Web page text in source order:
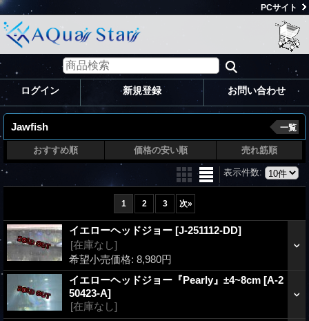
PCサイト
ログイン 新規登録 お問い合わせ
Jawfish 一覧
おすすめ順 価格の安い順 売れ筋順
表示件数:
1 2 3 次»
イエローヘッドジョー [J-251112-DD]
[在庫なし]
希望小売価格: 8,980円
イエローヘッドジョー『Pearly』±4~8cm [A-2
50423-A]
[在庫なし]